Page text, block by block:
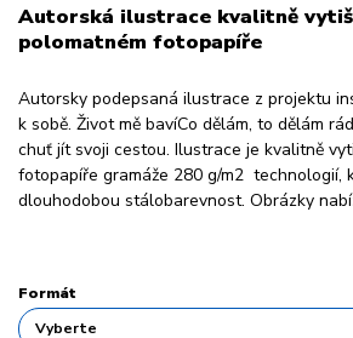
Autorská ilustrace kvalitně
polomatném fotopapíře
Autorsky podepsaná ilustrace z projektu
k sobě. Život mě bavíCo dělám, to dělám
chuť jít svoji cestou. Ilustrace je kvalitně
fotopapíře gramáže 280 g/m2 technologií,
dlouhodobou stálobarevnost. Obrázky
Formát